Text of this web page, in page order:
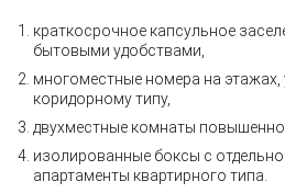
краткосрочное капсульное
бытовыми удобствами,
многоместные номера на этажах,
коридорному типу,
двухместные комнаты
изолированные боксы с
апартаменты квартирного типа.